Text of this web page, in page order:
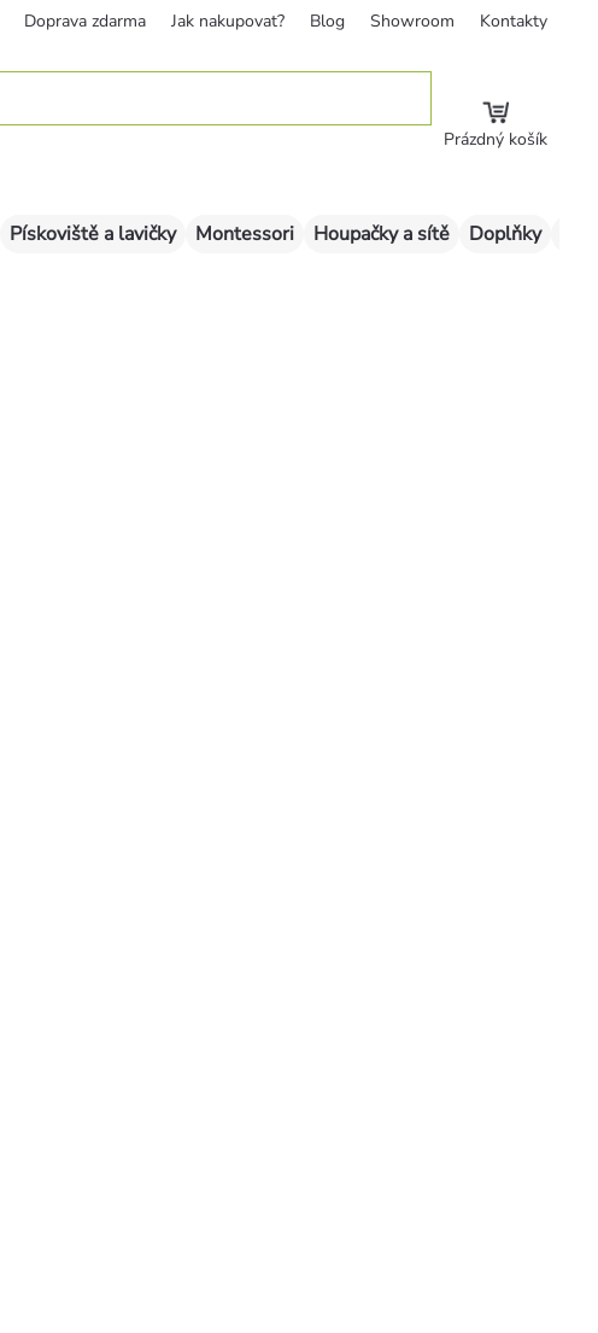
Doprava zdarma Jak nakupovat? Blog Showroom Kontakty
Prázdný košík
Pískoviště a lavičky Montessori Houpačky a sítě Doplňky